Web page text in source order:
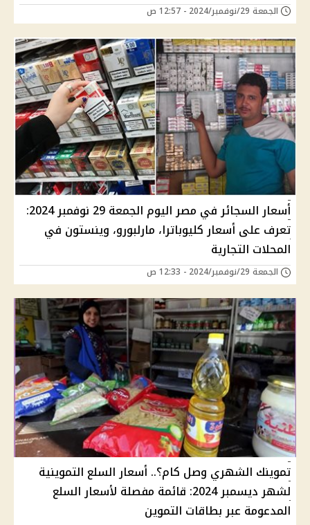
الجمعة 29/نوفمبر/2024 - 12:57 ص
أسعار السجائر في مصر اليوم الجمعة 29 نوفمبر 2024:
تعرف على أسعار كليوباترا، مارلبورو، وينستون في
المحلات التجارية
الجمعة 29/نوفمبر/2024 - 12:33 ص
تموينك الشهري وصل كام؟.. أسعار السلع التموينية
لشهر ديسمبر 2024: قائمة مفصلة لأسعار السلع
المدعومة عبر بطاقات التموين